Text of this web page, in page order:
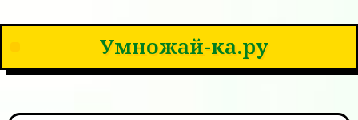
Умножай-ка.ру